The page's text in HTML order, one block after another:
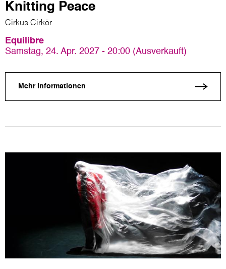
Knitting Peace
Cirkus Cirkör
Equilibre
Samstag, 24. Apr. 2027 - 20:00 (Ausverkauft)
Mehr Informationen